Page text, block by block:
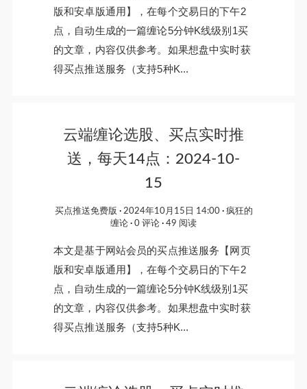
版和安卓版通用】，在每个交易日的下午2
点，自动生成的一篇缠论5分钟K线级别1买
的文章，内容仅供参考。如果想盘中实时获
得买点推送服务（支持5种K...
云端缠论选股、买点实时推
送，每天14点：2024-10-
15
买点推送免费版 2024年10月15日 14:00
疯狂的
缠论
0 评论 49 阅读
本文是基于网站会员的买点推送服务【网页
版和安卓版通用】，在每个交易日的下午2
点，自动生成的一篇缠论5分钟K线级别1买
的文章，内容仅供参考。如果想盘中实时获
得买点推送服务（支持5种K...